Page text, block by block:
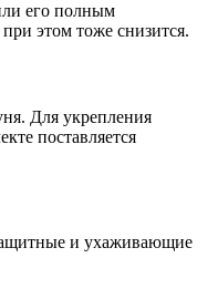
его полным
этом тоже снизится.
Для укрепления
поставляется
и ухаживающие